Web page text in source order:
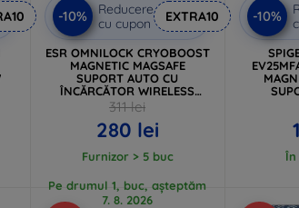
-10%
Reducere
cu cupon
EXTRA10
ESR OMNILOCK CRYOBOOST
MAGNETIC MAGSAFE
SUPORT AUTO CU
ÎNCĂRCĂTOR WIRELESS
QI2.2 25W NEGRU
(4894240273036)
311 lei
280 lei
Furnizor > 5 buc
Pe drumul 1, buc, așteptăm
7. 8. 2026
-10%
În